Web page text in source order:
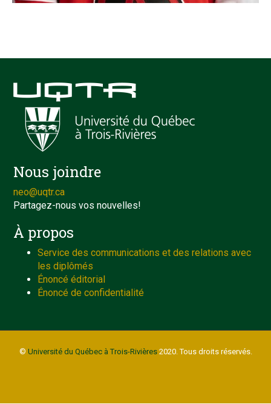
Nous joindre
neo@uqtr.ca
Partagez-nous vos nouvelles!
À propos
Service des communications et des relations avec
les diplômés
Énoncé éditorial
Énoncé de confidentialité
© Université du Québec à Trois-Rivières2020. Tous droits réservés.